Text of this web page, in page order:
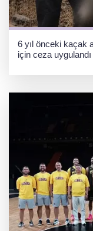
6 yıl önceki kaçak
için ceza uygulandı